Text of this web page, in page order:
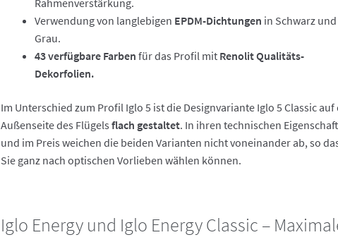
Rahmenverstärkung.
Verwendung von langlebigen EPDM-Dichtungen in Schwarz und
Grau.
43 verfügbare Farben für das Profil mit Renolit Qualitäts-
Dekorfolien.
Im Unterschied zum Profil Iglo 5 ist die Designvariante Iglo 5 Classic auf
Außenseite des Flügels flach gestaltet. In ihren technischen
und im Preis weichen die beiden Varianten nicht voneinander ab, so
Sie ganz nach optischen Vorlieben wählen können.
Iglo Energy und Iglo Energy Classic –